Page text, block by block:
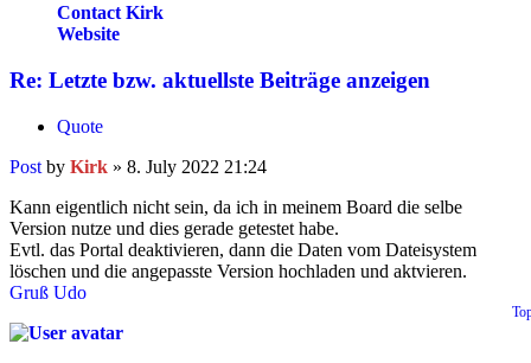
Contact Kirk
Website
Re: Letzte bzw. aktuellste Beiträge anzeigen
Quote
Post by Kirk » 8. July 2022 21:24
Kann eigentlich nicht sein, da ich in meinem Board die selbe
Version nutze und dies gerade getestet habe.
Evtl. das Portal deaktivieren, dann die Daten vom Dateisystem
löschen und die angepasste Version hochladen und aktvieren.
Gruß Udo